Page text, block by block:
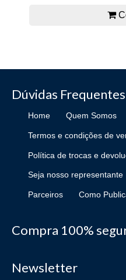
Dúvidas Frequentes
Home Quem Somos
Termos e condições de
Política de trocas e
Seja nosso representante
Parceiros Como
Compra 100%
Newsletter